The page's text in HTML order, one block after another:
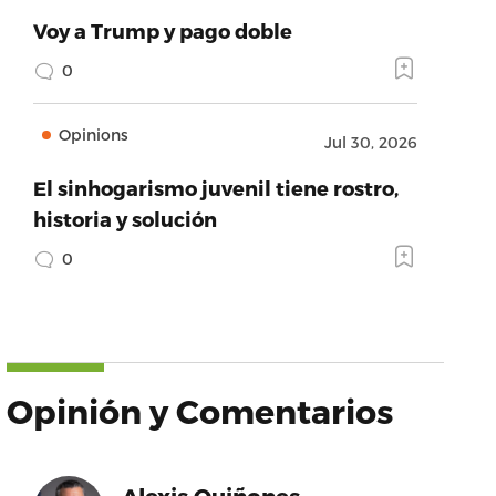
Voy a Trump y pago doble
0
Opinions Jul 30, 2026
El sinhogarismo juvenil tiene rostro,
historia y solución
0
Opinión y Comentarios